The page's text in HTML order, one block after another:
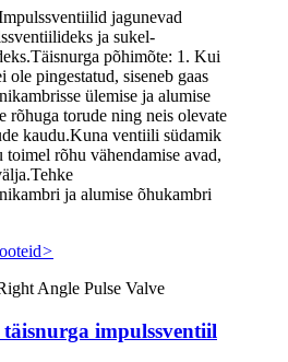
jagunevad
ja sukel-
põhimõte: 1. Kui
ole pingestatud, siseneb gaas
ülemise ja alumise
rõhuga torude ning neis olevate
kaudu.Kuna ventiili südamik
rõhu vähendamise avad,
ja alumise õhukambri
>
impulssventiil